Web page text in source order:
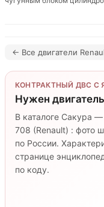
← Все двигатели
КОНТРАКТНЫЙ ДВС С
Нужен двигатель
В каталоге Сакура
708 (Renault) : фото
по России.
странице
по коду.